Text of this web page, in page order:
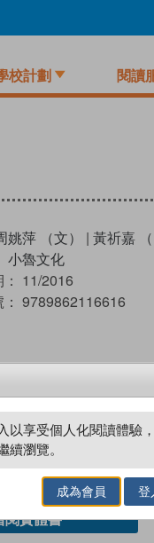
校計劃 閱讀
姚萍 （文） | 黃祈嘉 （
小魯文化
11/2016
9789862116616
試閲 加入
／閱讀電子書
閱實體書
以享受個人化閱讀體驗
續瀏覽。
成為會員 登